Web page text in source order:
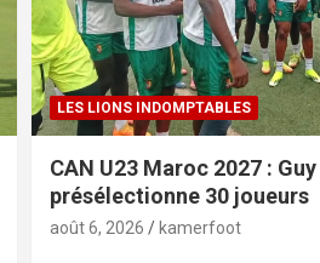
LES LIONS INDOMPTABLES
CAN U23 Maroc 2027 :
présélectionne 30 joueurs
août 6, 2026 kamerfoot